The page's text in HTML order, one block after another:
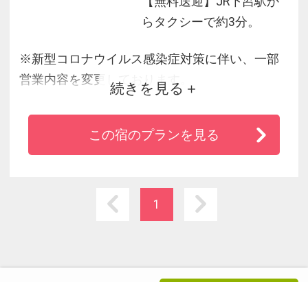
らタクシーで約3分。
※新型コロナウイルス感染症対策に伴い、一部
営業内容を変更しております。
詳しくはホテルまでお問い合わせください。
◆木にこだわったアンティークなインテリアが
◆趣が異なった12タイプの露天風呂付客室
◆夕食は飛騨牛と旬の素材を用いた和風会席料
続きを見る
この宿のプランを見る
1